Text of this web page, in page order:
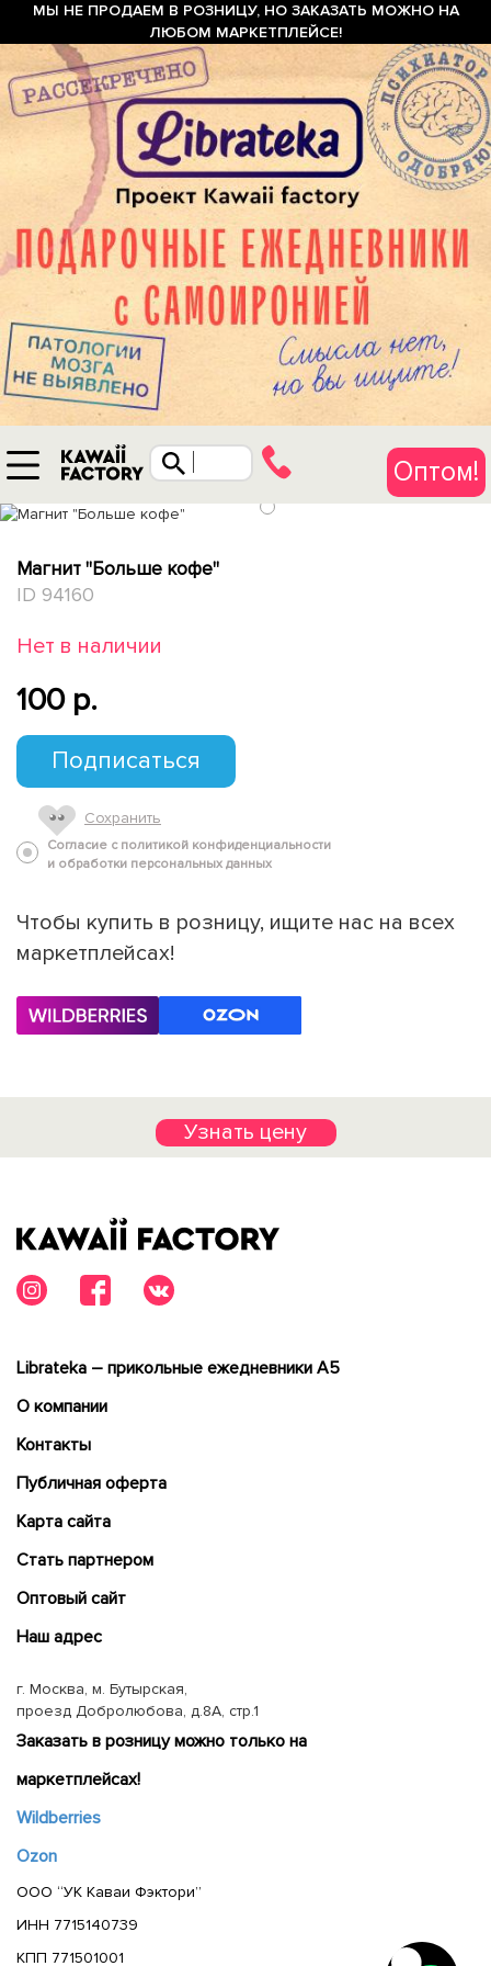
МЫ НЕ ПРОДАЕМ В РОЗНИЦУ, НО ЗАКАЗАТЬ МОЖНО НА
ЛЮБОМ МАРКЕТПЛЕЙСЕ!
Оптом!
Магнит "Больше кофе"
ID 94160
Нет в наличии
100 p.
Подписаться
Сохранить
Согласие с политикой конфиденциальности
и обработки персональных данных
Чтобы купить в розницу, ищите нас на всех
маркетплейсах!
Узнать цену
Librateka – прикольные ежедневники А5
О компании
Контакты
Публичная оферта
Карта сайта
Cтать партнером
Оптовый сайт
Наш адрес
г. Москва, м. Бутырская,
проезд Добролюбова, д.8А, стр.1
Заказать в розницу можно только на
маркетплейсах!
Wildberries
Ozon
ООО “УК Каваи Фэктори”
ИНН 7715140739
КПП 771501001